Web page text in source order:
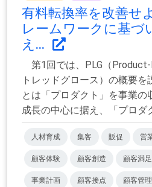
有料転換率を改善せ
レームワークに基づ
え...
第1回では、PLG（Product-
トレッドグロース）の概要を
とは「プロダクト」を事業の
成長の中心に据え、「プロダ
人材育成 集客 販促 営
顧客体験 顧客創造 顧客満足
事業計画 顧客接点 顧客管理